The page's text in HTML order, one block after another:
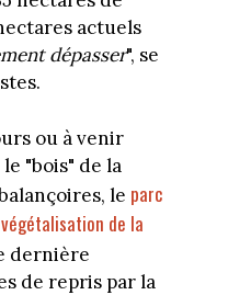
actuels
dépasser", se
ou à venir
"bois" de la
le parc
végétalisation de la
dernière
de repris par la